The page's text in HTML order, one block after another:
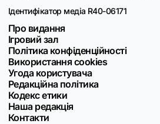
Ідентифікатор медіа R40-06171
Про видання
Ігровий зал
Політика конфіденційності
Використання cookies
Угода користувача
Редакційна політика
Кодекс етики
Наша редакція
Контакти